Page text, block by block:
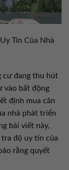
Tín Của Nhà
cư đang thu hút
vào bất động
định mua căn
nhà phát triển
bài viết này,
tra độ uy tín của
rằng quyết